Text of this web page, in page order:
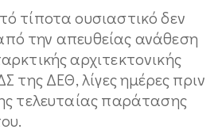
τίποτα ουσιαστικό δεν
από την απευθείας ανάθεση
αρχιτεκτονικής
της ΔΕΘ, λίγες ημέρες πριν
τελευταίας παράτασης